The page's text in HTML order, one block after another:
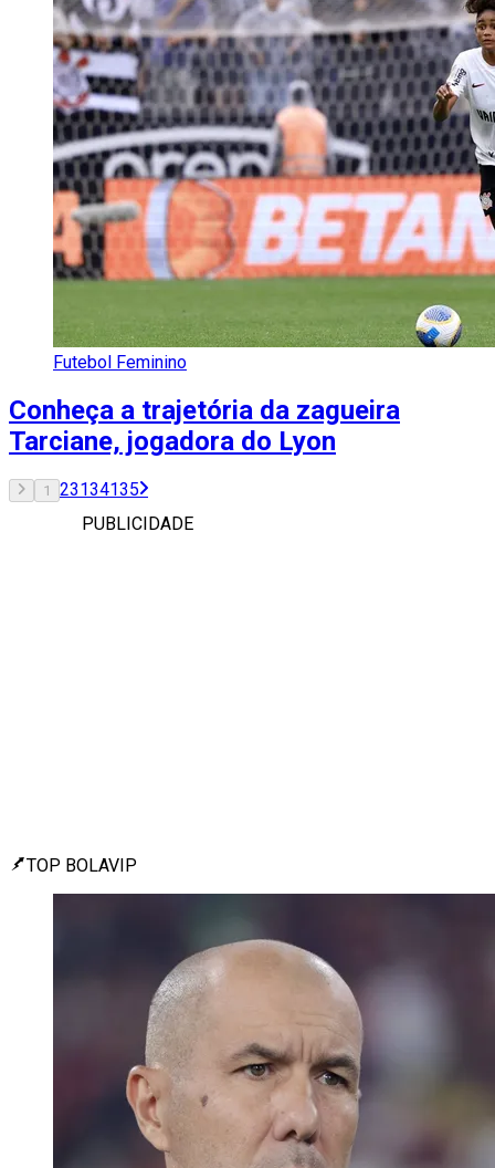
Futebol Feminino
Conheça a trajetória da zagueira
Tarciane, jogadora do Lyon
1 23134135
PUBLICIDADE
TOP BOLAVIP